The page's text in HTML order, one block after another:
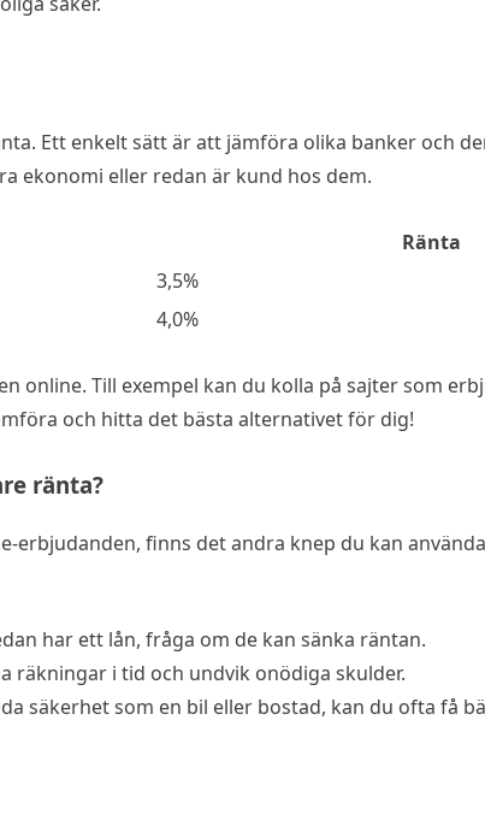
Ett enkelt sätt är att jämföra olika banker och
ekonomi eller redan är kund hos dem.
Ränta
3,5%
4,0%
online. Till exempel kan du kolla på sajter som
och hitta det bästa alternativet för dig!
ränta?
erbjudanden, finns det andra knep du kan
har ett lån, fråga om de kan sänka räntan.
räkningar i tid och undvik onödiga skulder.
säkerhet som en bil eller bostad, kan du ofta få